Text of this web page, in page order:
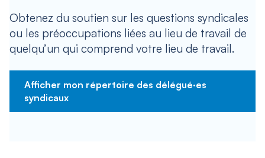
Obtenez du soutien sur les questions syndicales
ou les préoccupations liées au lieu de travail de
quelqu’un qui comprend votre lieu de travail.
Afficher mon répertoire des délégué·es
syndicaux